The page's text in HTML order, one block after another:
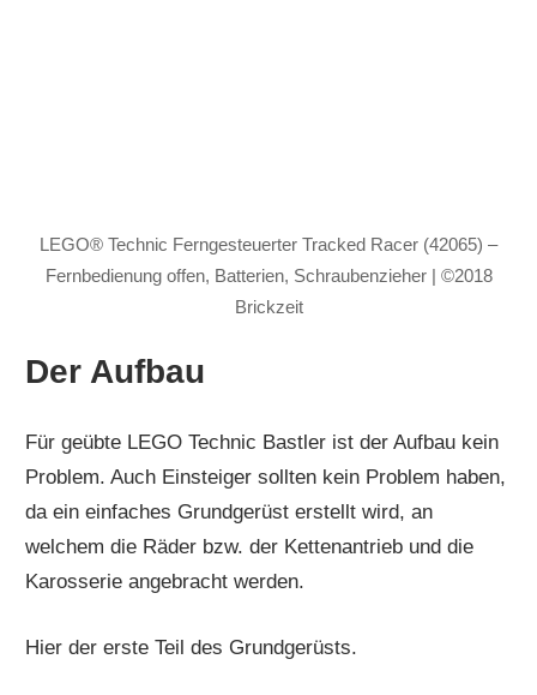
LEGO® Technic Ferngesteuerter Tracked Racer (42065) –
Fernbedienung offen, Batterien, Schraubenzieher | ©2018
Brickzeit
Der Aufbau
Für geübte LEGO Technic Bastler ist der Aufbau kein
Problem. Auch Einsteiger sollten kein Problem haben,
da ein einfaches Grundgerüst erstellt wird, an
welchem die Räder bzw. der Kettenantrieb und die
Karosserie angebracht werden.
Hier der erste Teil des Grundgerüsts.